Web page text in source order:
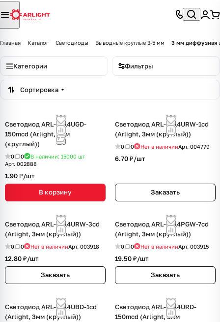
Главная Каталог Светодиоды Выводные круглые 3-5 мм 3 мм диффузная
Категории Фильтры
Сортировка
Светодиод ARL-3514UGD-
150mcd (Arlight, 3мм
(круглый))
0 0 В наличии: 15000 шт
Арт. 002888
1.90 ₽/шт
В корзину
Светодиод ARL-3314URW-1cd
(Arlight, 3мм (круглый))
0 0 Нет в наличииАрт. 004779
6.70 ₽/шт
Заказать
Светодиод ARL-3314URW-3cd
(Arlight, 3мм (круглый))
0 0 Нет в наличииАрт. 003918
12.80 ₽/шт
Заказать
Светодиод ARL-3314PGW-7cd
(Arlight, 3мм (круглый))
0 0 Нет в наличииАрт. 003915
19.50 ₽/шт
Заказать
Светодиод ARL-3514UBD-1cd
(Arlight, 3мм (круглый))
Светодиод ARL-3514URD-
150mcd (Arlight, 3мм